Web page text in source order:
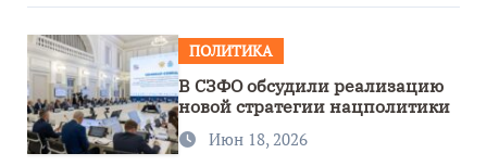
ПОЛИТИКА
В СЗФО обсудили реализацию
новой стратегии нацполитики
Июн 18, 2026